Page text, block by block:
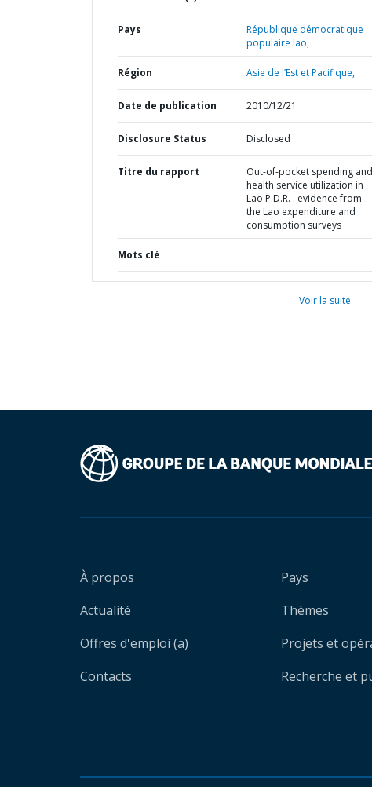
Pays
République démocratique
populaire lao,
Région Asie de l’Est et Pacifique,
Date de publication 2010/12/21
Disclosure Status Disclosed
Titre du rapport
Out-of-pocket spending and
health service utilization in
Lao P.D.R. : evidence from
the Lao expenditure and
consumption surveys
Mots clé
Voir la suite
À propos
Actualité
Offres d'emploi (a)
Contacts
Pays
Thèmes
Projets et
Recherche et